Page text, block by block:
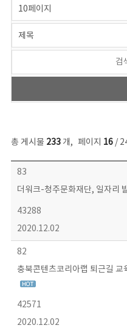
총 게시물 233개, 페이지 16/
보도자료 목록 - 번호, 제목, 작성자, 파일, 조회수, 작성일 정보 제공
83
더워크-청주문화재단, 일자리
43288
2020.12.02
82
충북콘텐츠코리아랩 퇴근길
42571
2020.12.02